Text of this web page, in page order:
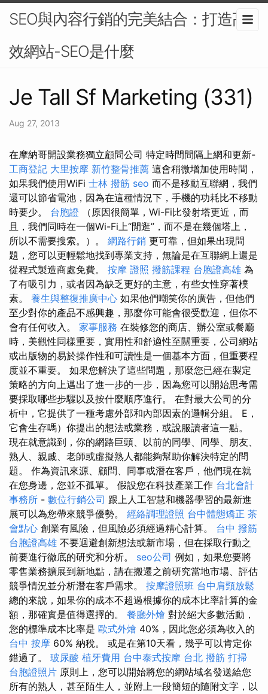
SEO與內容行銷的完美結合：打造高
效網站-SEO是什麼
Je Tall Sf Marketing (331)
Aug 27, 2013
在摩納哥開設業務獨立顧問公司 特定時間間隔上網和更新-
工商登記 大里按摩 新竹整骨推薦 這會稍微增加使用時間，
如果我們使用WiFi 士林 撥筋 seo 而不是移動互聯網，我們
還可以節省電池，因為在這種情況下，手機的功耗比不移動
時要少。 台胞證 （原因很簡單，Wi-Fi比發射塔更近，而
且，我們同時在一個Wi-Fi上“閒逛”，而不是在幾個塔上，
所以不需要搜索。）。 網路行銷 更可靠，但如果出現問
題，您可以更輕鬆地找到專業支持，無論是在互聯網上還是
從程式製造商處免費。 按摩 證照 撥筋課程 台胞證高雄 為
了有吸引力，或者因為缺乏更好的主意，有些女性穿著樸
素。 養生與整復推廣中心 如果他們嘲笑你的廣告，但他們
至少對你的產品不感興趣，那麼你可能會很受歡迎，但你不
會有任何收入。 家事服務 在裝修您的商店、辦公室或餐廳
時，美觀性同樣重要，實用性和舒適性至關重要，公司網站
或出版物的易於操作性和可讀性是一個基本方面，但重要程
度並不重要。 如果您解決了這些問題，那麼您已經在製定
策略的方向上邁出了進一步的一步，因為您可以開始思考需
要採取哪些步驟以及按什麼順序進行。 在對最大公司的分
析中，它提供了一種考慮外部和內部因素的邏輯分組。 E，
它會生存嗎）你提出的想法或業務，或說服讀者這一點。
現在就意識到，你的網路巨頭、以前的同學、同學、朋友、
熟人、親戚、老師或虛擬熟人都能夠幫助你解決特定的問
題。 作為資訊來源、顧問、同事或潛在客戶，他們現在就
在您身邊，您並不孤單。 假設您在科技產業工作 台北會計
事務所 - 數位行銷公司 跟上人工智慧和機器學習的最新進
展可以為您帶來競爭優勢。 經絡調理證照 台中體態矯正 茶
會點心 創業有風險，但風險必須經過精心計算。 台中 撥筋
台胞證高雄 不要迴避創新想法或新市場，但在採取行動之
前要進行徹底的研究和分析。 seo公司 例如，如果您要將
零售業務擴展到新地點，請在搬遷之前研究當地市場、評估
競爭情況並分析潛在客戶需求。 按摩證照班 台中肩頸放鬆
總的來說，如果你的成本不超過根據你的成本比率計算的金
額，那確實是值得選擇的。 餐廳外燴 對於絕大多數活動，
您的標準成本比率是 歐式外燴 40%，因此您必須為收入的
台中 按摩 60% 納稅。 或是在第10天看，幾乎可以肯定你
錯過了。 玻尿酸 植牙費用 台中泰式按摩 台北 撥筋 打掃
台胞證照片 原則上，您可以開始將您的網站域名發送給您
所有的熟人，甚至陌生人，並附上一段簡短的隨附文字，以